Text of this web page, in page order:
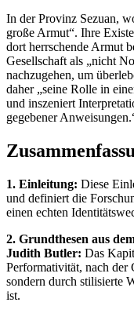
In der Provinz Sezuan,
große Armut“. Ihre
dort herrschende Armut
Gesellschaft als „nicht
nachzugehen, um
daher „seine Rolle in
und inszeniert
gegebener
1. Einleitung: Diese
und definiert die
einen echten
2. Grundthesen aus
Judith Butler: Das
Performativität, nach der
sondern durch stilisierte
ist.